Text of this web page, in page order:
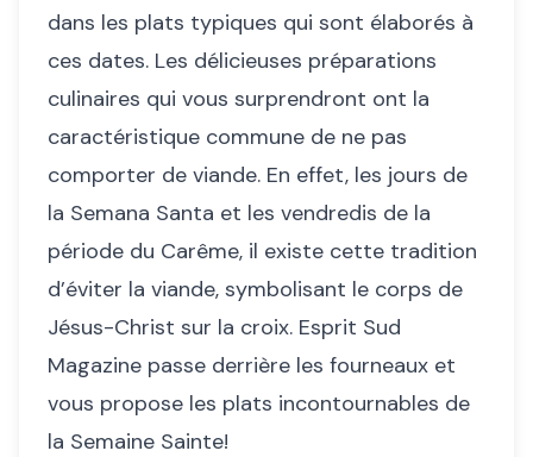
dans les plats typiques qui sont élaborés à
ces dates. Les délicieuses préparations
culinaires qui vous surprendront ont la
caractéristique commune de ne pas
comporter de viande. En effet, les jours de
la Semana Santa et les vendredis de la
période du Carême, il existe cette tradition
d’éviter la viande, symbolisant le corps de
Jésus-Christ sur la croix. Esprit Sud
Magazine passe derrière les fourneaux et
vous propose les plats incontournables de
la Semaine Sainte!